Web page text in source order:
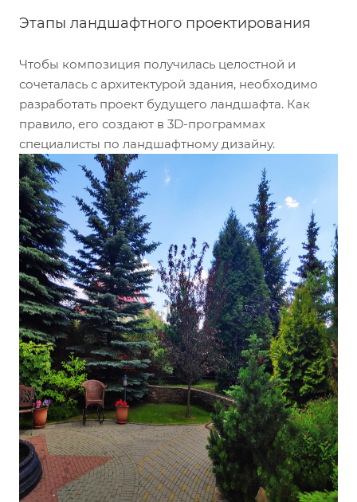
Этапы ландшафтного проектирования
Чтобы композиция получилась целостной и
сочеталась с архитектурой здания, необходимо
разработать проект будущего ландшафта. Как
правило, его создают в 3D-программах
специалисты по ландшафтному дизайну.